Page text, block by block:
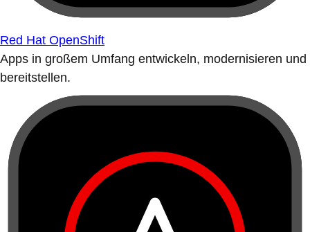
Red Hat OpenShift
Apps in großem Umfang entwickeln, modernisieren und
bereitstellen.